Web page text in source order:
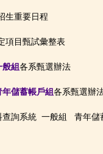
生重要日程
項目甄試彙整表
般組 各系甄選辦法
年儲蓄帳戶組 各系甄選辦
查詢系統 一般組 青年儲